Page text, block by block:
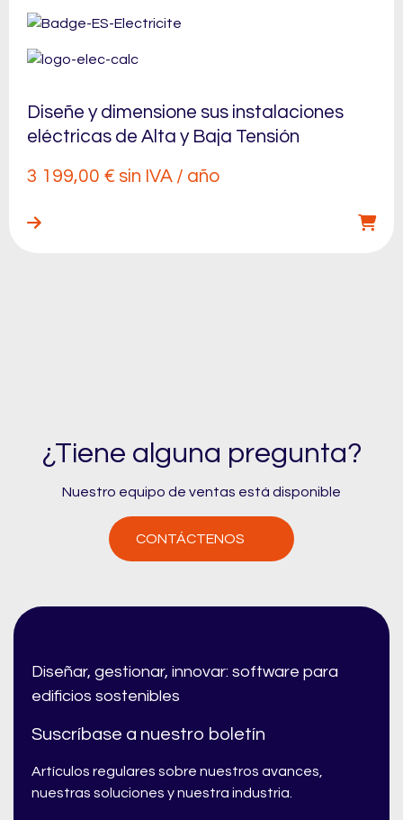
Diseñe y dimensione sus instalaciones
eléctricas de Alta y Baja Tensión
3 199,00 € sin IVA / año
¿Tiene alguna pregunta?
Nuestro equipo de ventas está disponible
CONTÁCTENOS
Diseñar, gestionar, innovar: software para
edificios sostenibles
Suscríbase a nuestro boletín
Artículos regulares sobre nuestros avances,
nuestras soluciones y nuestra industria.